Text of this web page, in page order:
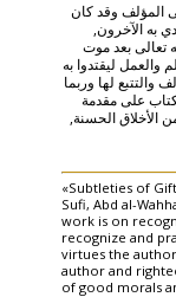
المؤلف وقد كان
به الآخرون,
تعالى بعد موت
والعمل ليقتدوا به
لها وربما
على مقدمة
الحسنة,
«Subtleties of
Sufi, Abd al-
work is on
recognize and
virtues the
author and
of good morals